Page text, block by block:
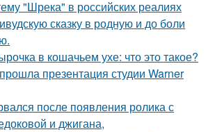
"Шрека" в российских реалиях
сказку в родную и до боли
в кошачьем ухе: что это такое?
презентация студии Warner
после появления ролика с
и джигана,